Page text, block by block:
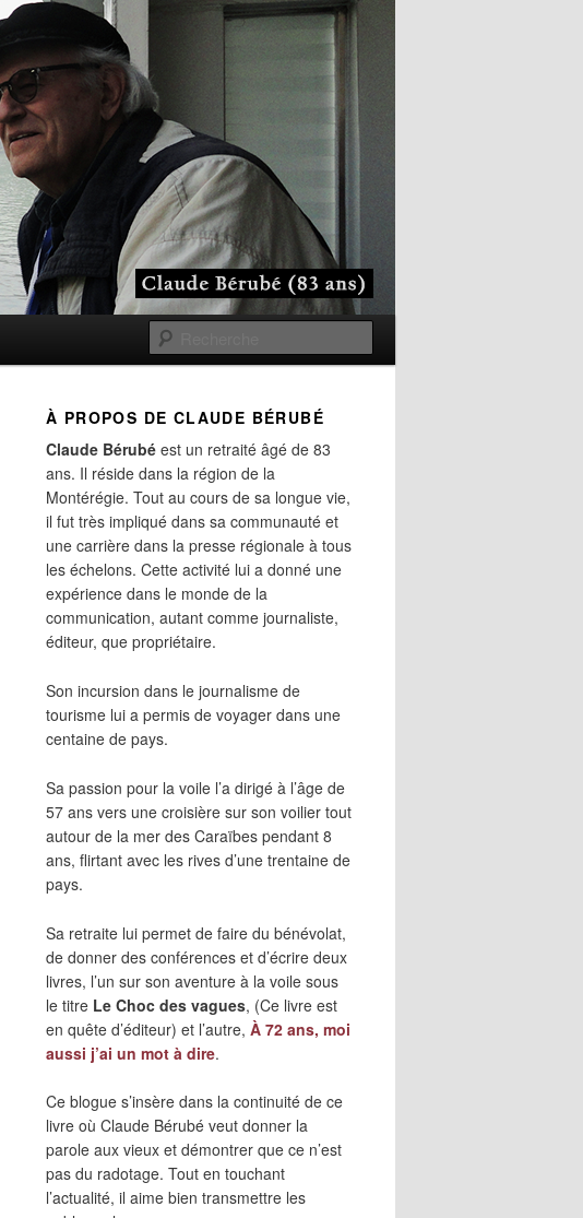
Navigation
articles
À PROPOS DE CLAUDE BÉRUBÉ
Claude Bérubé est un retraité âgé de 83
ans. Il réside dans la région de la
Montérégie. Tout au cours de sa longue vie,
il fut très impliqué dans sa communauté et
une carrière dans la presse régionale à tous
les échelons. Cette activité lui a donné une
expérience dans le monde de la
communication, autant comme journaliste,
éditeur, que propriétaire.
Son incursion dans le journalisme de
tourisme lui a permis de voyager dans une
centaine de pays.
Sa passion pour la voile l’a dirigé à l’âge de
57 ans vers une croisière sur son voilier tout
autour de la mer des Caraïbes pendant 8
ans, flirtant avec les rives d’une trentaine de
pays.
Sa retraite lui permet de faire du bénévolat,
de donner des conférences et d’écrire deux
livres, l’un sur son aventure à la voile sous
le titre Le Choc des vagues, (Ce livre est
en quête d’éditeur) et l’autre, À 72 ans, moi
aussi j’ai un mot à dire.
Ce blogue s’insère dans la continuité de ce
livre où Claude Bérubé veut donner la
parole aux vieux et démontrer que ce n’est
pas du radotage. Tout en touchant
l’actualité, il aime bien transmettre les